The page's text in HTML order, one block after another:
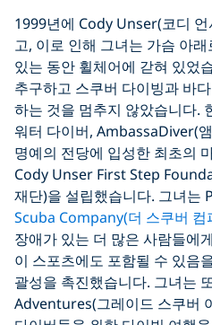
1999년에 Cody Unser(코디
고, 이로 인해 그녀는 가슴 아
있는 동안 휠체어에 갇혀 있었
추구하고 스쿠버 다이빙과 바
하는 것을 멈추지 않았습니다.
워터 다이버, AmbassaDiver(
명예의 전당에 입성한 최초의
Cody Unser First Step
재단)을 설립했습니다. 그녀는
Scuba Company(더 스쿠버 컴
장애가 있는 더 많은 사람들에
이 스포츠에도 포함될 수 있음
괄성을 촉진했습니다. 그녀는
Adventures(그레이드 스쿠버